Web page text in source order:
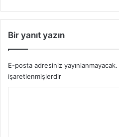
Bir yanıt yazın
E-posta adresiniz yayınlanmayacak.
işaretlenmişlerdir